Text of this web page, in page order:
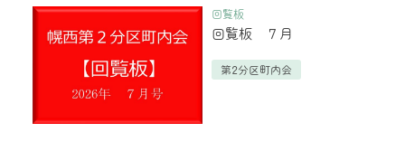
回覧板
回覧板 ７月
第2分区町内会